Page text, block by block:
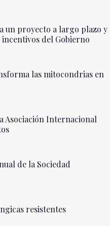
un proyecto a largo plazo y
del Gobierno
las mitocondrias en
Asociación Internacional
de la Sociedad
resistentes